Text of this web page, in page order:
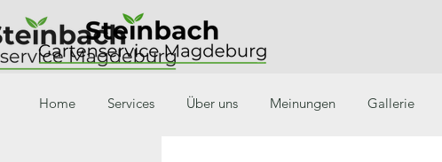
Home Services Über uns Meinungen Gallerie